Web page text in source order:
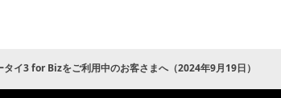
イ3 for Bizをご利用中のお客さまへ（2024年9月19日）